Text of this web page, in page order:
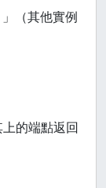
（其他實例
的端點返回